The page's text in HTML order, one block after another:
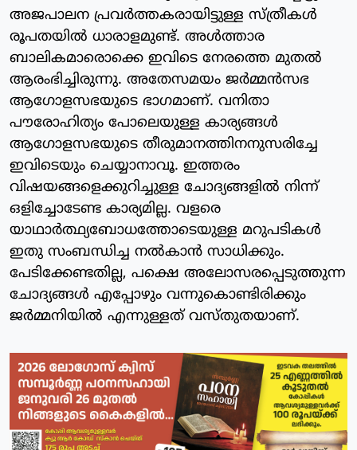
അജപാലന പ്രവർത്തകരായിട്ടുള്ള സ്ത്രീകൾ
രൂപതയിൽ ധാരാളമുണ്ട്. അൾത്താര
ബാലികമാരൊക്കെ ഇവിടെ നേരത്തെ മുതൽ
ആരംഭിച്ചിരുന്നു. അതേസമയം ജർമ്മൻസഭ
ആഗോളസഭയുടെ ഭാഗമാണ്. വനിതാ
പൗരോഹിത്യം പോലെയുള്ള കാര്യങ്ങൾ
ആഗോളസഭയുടെ തീരുമാനത്തിനനുസരിച്ചേ
ഇവിടെയും ചെയ്യാനാവൂ. ഇത്തരം
വിഷയങ്ങളെക്കുറിച്ചുള്ള ചോദ്യങ്ങളിൽ നിന്ന്
ഒളിച്ചോടേണ്ട കാര്യമില്ല. വളരെ
യാഥാർത്ഥ്യബോധത്തോടെയുള്ള മറുപടികൾ
ഇതു സംബന്ധിച്ച നൽകാൻ സാധിക്കും.
പേടിക്കേണ്ടതില്ല, പക്ഷെ അലോസരപ്പെടുത്തുന്ന
ചോദ്യങ്ങൾ എപ്പോഴും വന്നുകൊണ്ടിരിക്കും
ജർമ്മനിയിൽ എന്നുള്ളത് വസ്തുതയാണ്.